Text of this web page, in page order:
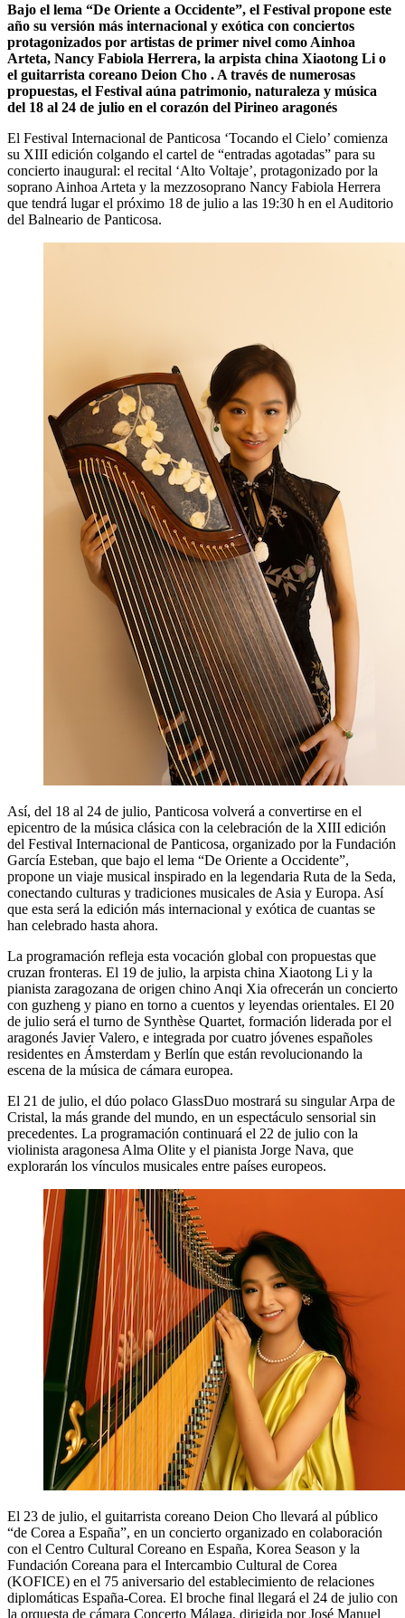
Bajo el lema “De Oriente a Occidente”, el Festival propone este
año su versión más internacional y exótica con conciertos
protagonizados por artistas de primer nivel como Ainhoa
Arteta, Nancy Fabiola Herrera, la arpista china Xiaotong Li o
el guitarrista coreano Deion Cho . A través de numerosas
propuestas, el Festival aúna patrimonio, naturaleza y música
del 18 al 24 de julio en el corazón del Pirineo aragonés
El Festival Internacional de Panticosa ‘Tocando el Cielo’ comienza
su XIII edición colgando el cartel de “entradas agotadas” para su
concierto inaugural: el recital ‘Alto Voltaje’, protagonizado por la
soprano Ainhoa Arteta y la mezzosoprano Nancy Fabiola Herrera
que tendrá lugar el próximo 18 de julio a las 19:30 h en el Auditorio
del Balneario de Panticosa.
Así, del 18 al 24 de julio, Panticosa volverá a convertirse en el
epicentro de la música clásica con la celebración de la XIII edición
del Festival Internacional de Panticosa, organizado por la Fundación
García Esteban, que bajo el lema “De Oriente a Occidente”,
propone un viaje musical inspirado en la legendaria Ruta de la Seda,
conectando culturas y tradiciones musicales de Asia y Europa. Así
que esta será la edición más internacional y exótica de cuantas se
han celebrado hasta ahora.
La programación refleja esta vocación global con propuestas que
cruzan fronteras. El 19 de julio, la arpista china Xiaotong Li y la
pianista zaragozana de origen chino Anqi Xia ofrecerán un concierto
con guzheng y piano en torno a cuentos y leyendas orientales. El 20
de julio será el turno de Synthèse Quartet, formación liderada por el
aragonés Javier Valero, e integrada por cuatro jóvenes españoles
residentes en Ámsterdam y Berlín que están revolucionando la
escena de la música de cámara europea.
El 21 de julio, el dúo polaco GlassDuo mostrará su singular Arpa de
Cristal, la más grande del mundo, en un espectáculo sensorial sin
precedentes. La programación continuará el 22 de julio con la
violinista aragonesa Alma Olite y el pianista Jorge Nava, que
explorarán los vínculos musicales entre países europeos.
El 23 de julio, el guitarrista coreano Deion Cho llevará al público
“de Corea a España”, en un concierto organizado en colaboración
con el Centro Cultural Coreano en España, Korea Season y la
Fundación Coreana para el Intercambio Cultural de Corea
(KOFICE) en el 75 aniversario del establecimiento de relaciones
diplomáticas España-Corea. El broche final llegará el 24 de julio con
la orquesta de cámara Concerto Málaga, dirigida por José Manuel